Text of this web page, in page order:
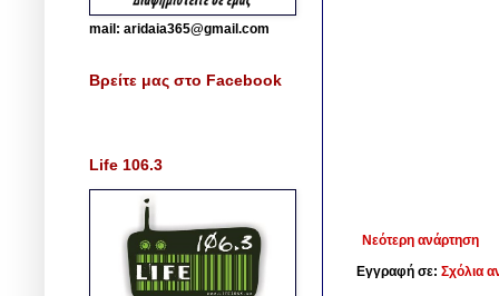
Νεότερη ανάρτηση
Εγγραφή σε: Σχόλια
mail: aridaia365@gmail.com
Βρείτε μας στο Facebook
Life 106.3